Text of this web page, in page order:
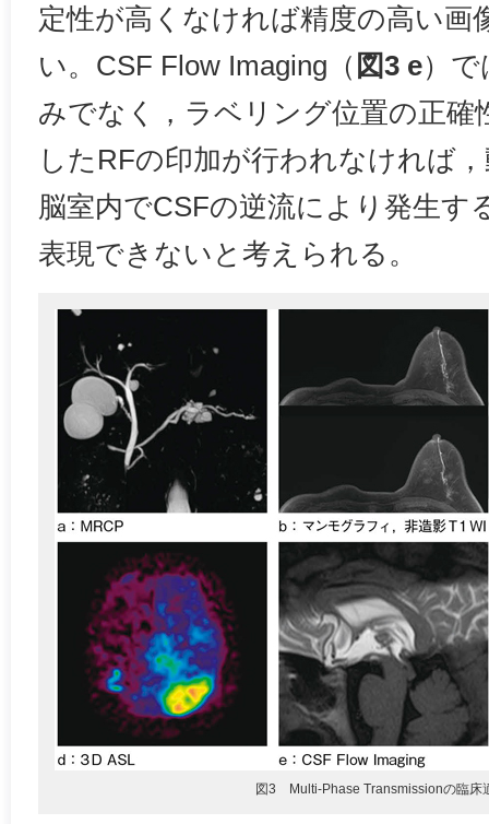
定性が高くなければ精度の高い画
い。CSF Flow Imaging（ 図3 e）
みでなく，ラベリング位置の正確
したRFの印加が行われなければ
脳室内でCSFの逆流により発生す
表現できないと考えられる。
図3 Multi-Phase Transmissionの臨床